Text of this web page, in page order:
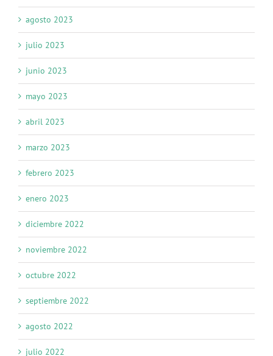
agosto 2023
julio 2023
junio 2023
mayo 2023
abril 2023
marzo 2023
febrero 2023
enero 2023
diciembre 2022
noviembre 2022
octubre 2022
septiembre 2022
agosto 2022
julio 2022